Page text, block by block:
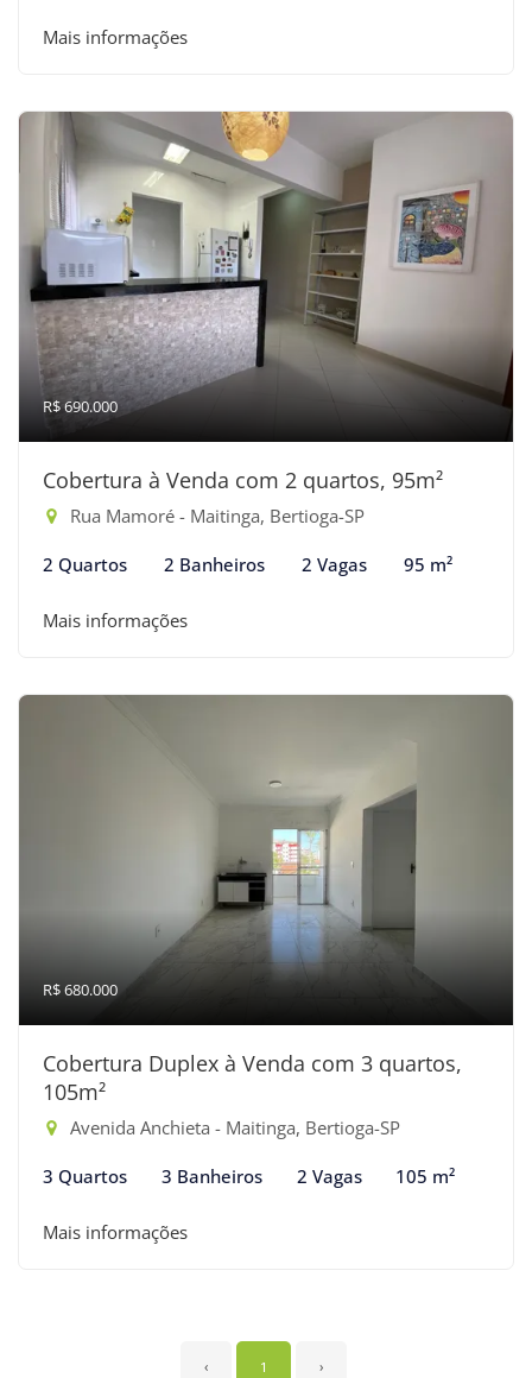
Mais informações
R$ 690.000
Cobertura à Venda com 2 quartos, 95m²
Rua Mamoré - Maitinga, Bertioga-SP
2 Quartos 2 Banheiros 2 Vagas 95 m²
Mais informações
R$ 680.000
Cobertura Duplex à Venda com 3 quartos,
105m²
Avenida Anchieta - Maitinga, Bertioga-SP
3 Quartos 3 Banheiros 2 Vagas 105 m²
Mais informações
‹ 1 ›